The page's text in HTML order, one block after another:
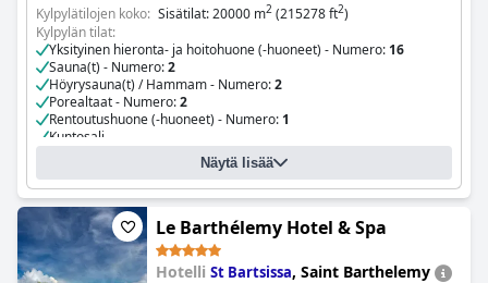
Kylpylätilojen koko: Sisätilat: 20000 m2 (215278 ft2)
Kylpylän tilat:
Yksityinen hieronta- ja hoitohuone (-huoneet) - Numero: 16
Sauna(t) - Numero:2
Höyrysauna(t) / Hammam - Numero:2
Porealtaat - Numero:2
Rentoutushuone (-huoneet) - Numero: 1
Kuntosali
06:00 - 21:00
Näytä lisää
Le Barthélemy Hotel & Spa
Hotelli St Bartsissa, Saint Barthelemy